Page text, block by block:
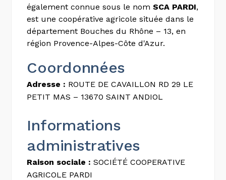
également connue sous le nomSCA PARDI,
est une coopérative agricole située dans le
département Bouches du Rhône – 13, en
région Provence-Alpes-Côte d'Azur.
Coordonnées
Adresse : ROUTE DE CAVAILLON RD 29 LE
PETIT MAS – 13670 SAINT ANDIOL
Informations
administratives
Raison sociale : SOCIÉTÉ COOPERATIVE
AGRICOLE PARDI